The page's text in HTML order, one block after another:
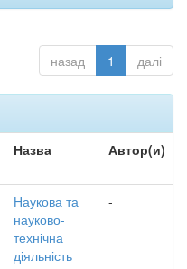
назад 1 далі
Назва Автор(и)
Наукова та
науково-
технічна
діяльність
-